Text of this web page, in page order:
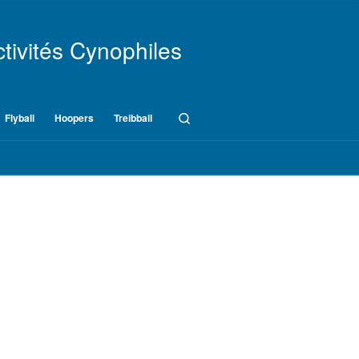
Cynophiles
Flyball Hoopers Treibball